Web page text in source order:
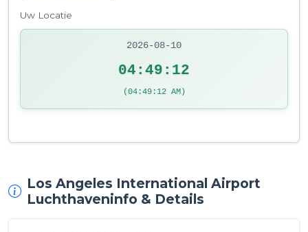
Uw Locatie
2026-08-10
04:49:13
(04:49:13 AM)
Los Angeles International Airport
Luchthaveninfo & Details